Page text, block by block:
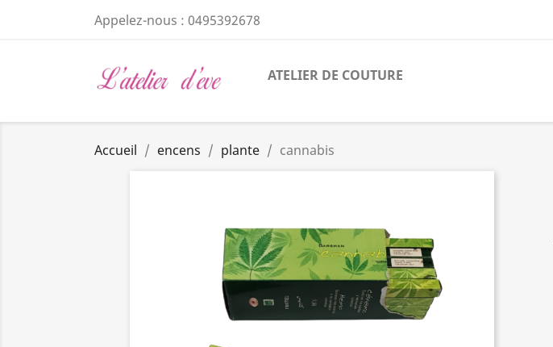
Appelez-nous : 0495392678
ATELIER DE COUTURE
Accueil encens plante cannabis